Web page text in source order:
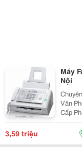
Máy
Nội
Văn Phòng ------- Tân Phát Tự Hào
Cấp
Phát
3,59 triệu